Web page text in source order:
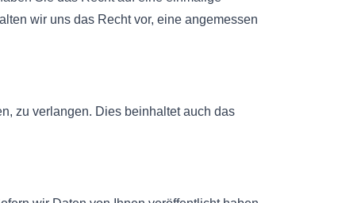
wir uns das Recht vor, eine angemessen
zu verlangen. Dies beinhaltet auch das